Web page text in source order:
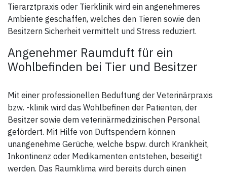
Tierarztpraxis oder Tierklinik wird ein angenehmeres
Ambiente geschaffen, welches den Tieren sowie den
Besitzern Sicherheit vermittelt und Stress reduziert.
Angenehmer Raumduft für ein
Wohlbefinden bei Tier und Besitzer
Mit einer professionellen Beduftung der Veterinärpraxis
bzw. -klinik wird das Wohlbefinen der Patienten, der
Besitzer sowie dem veterinärmedizinischen Personal
gefördert. Mit Hilfe von Duftspendern können
unangenehme Gerüche, welche bspw. durch Krankheit,
Inkontinenz oder Medikamenten entstehen, beseitigt
werden. Das Raumklima wird bereits durch einen